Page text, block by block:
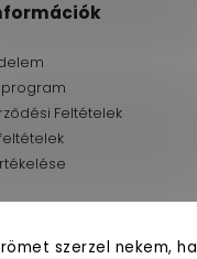
szerzel nekem,
program
Feltételek